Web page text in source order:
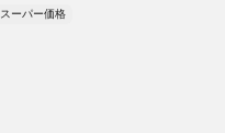
¥ スーパー価格